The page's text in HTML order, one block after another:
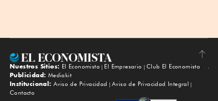
Subir
Nuestros Sitios: El Economista El Empresario
Club El Economista
Publicidad: Mediakit
Institucional: Aviso de Privacidad
Aviso de Privacidad Integral
Contacto